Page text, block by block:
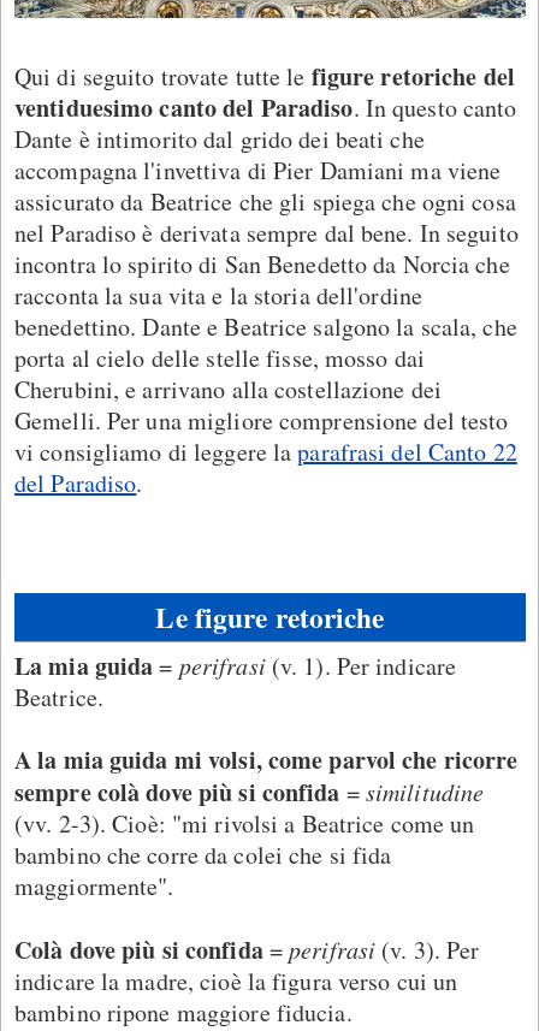
Qui di seguito trovate tutte le figure retoriche del
ventiduesimo canto del Paradiso. In questo canto
Dante è intimorito dal grido dei beati che
accompagna l'invettiva di Pier Damiani ma viene
assicurato da Beatrice che gli spiega che ogni cosa
nel Paradiso è derivata sempre dal bene. In seguito
incontra lo spirito di San Benedetto da Norcia che
racconta la sua vita e la storia dell'ordine
benedettino. Dante e Beatrice salgono la scala, che
porta al cielo delle stelle fisse, mosso dai
Cherubini, e arrivano alla costellazione dei
Gemelli. Per una migliore comprensione del testo
vi consigliamo di leggere laparafrasi del Canto 22
del Paradiso.
Le figure retoriche
La mia guida= perifrasi(v. 1). Per indicare
Beatrice.
A la mia guida mi volsi, come parvol che ricorre
sempre colà dove più si confida =similitudine
(vv. 2-3). Cioè: "mi rivolsi a Beatrice come un
bambino che corre da colei che si fida
maggiormente".
Colà dove più si confida=perifrasi (v. 3). Per
indicare la madre, cioè la figura verso cui un
bambino ripone maggiore fiducia.